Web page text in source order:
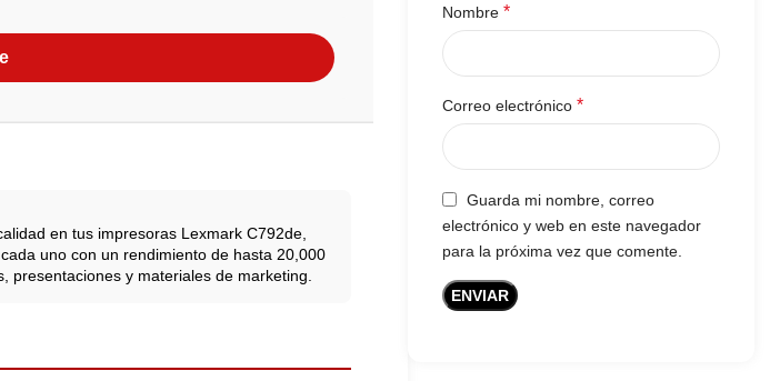
en tus impresoras Lexmark C792de,
uno con un rendimiento de hasta 20,000
y materiales de marketing.
Nombre *
Correo electrónico *
Guarda mi nombre, correo
electrónico y web en este navegador
para la próxima vez que comente.